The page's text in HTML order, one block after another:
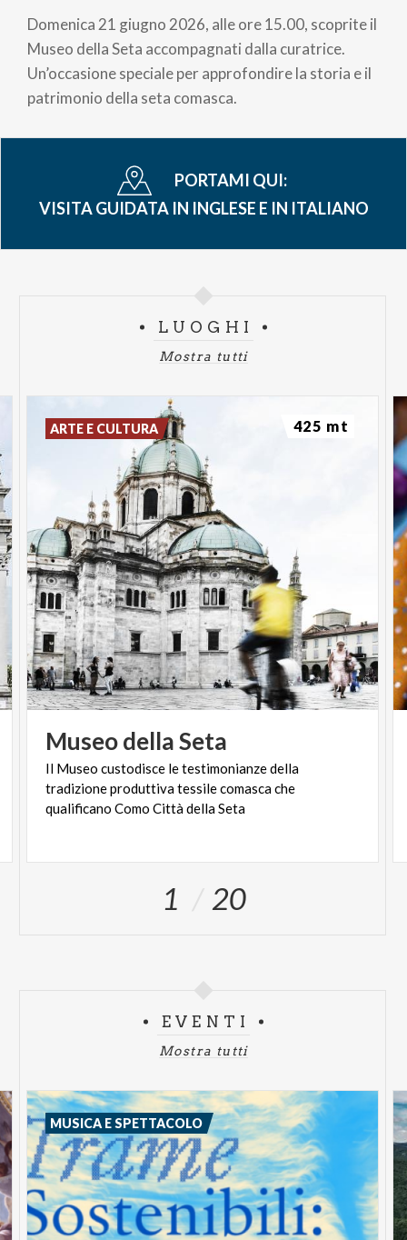
Domenica 21 giugno 2026, alle ore 15.00, scoprite il
Museo della Seta accompagnati dalla curatrice.
Un’occasione speciale per approfondire la storia e il
patrimonio della seta comasca.
PORTAMI QUI:
VISITA GUIDATA IN INGLESE E IN ITALIANO
LUOGHI
Mostra tutti
MuseodellaSeta
Il Museo custodisce le testimonianze della
tradizione produttiva tessile comasca che
qualificano Como Città della Seta
ARTE E CULTURA 425 mt
1 20
EVENTI
Mostra tutti
MUSICA E SPETTACOLO